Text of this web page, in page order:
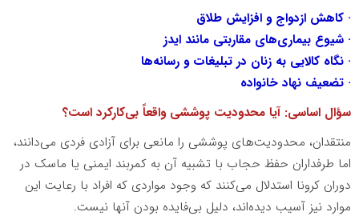
· کاهش ازدواج و افزایش طلاق
· شیوع بیماری‌های مقاربتی مانند ایدز
· نگاه کالایی به زنان در تبلیغات و رسانه‌ها
· تضعیف نهاد خانواده
سؤال اساسی: آیا محدودیت پوششی واقعاً بی‌کارکرد است؟
منتقدان، محدودیت‌های پوششی را مانعی برای آزادی فردی می‌دانند،
اما طرفداران حفظ حجاب با تشبیه آن به کمربند ایمنی یا ماسک در
دوران کرونا استدلال می‌کنند که وجود مواردی که افراد با رعایت این
موارد نیز آسیب دیده‌اند، دلیل بی‌فایده بودن آنها نیست.